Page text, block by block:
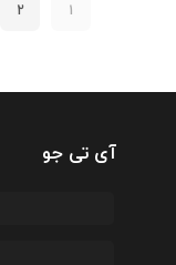
1
2
آی تی جو